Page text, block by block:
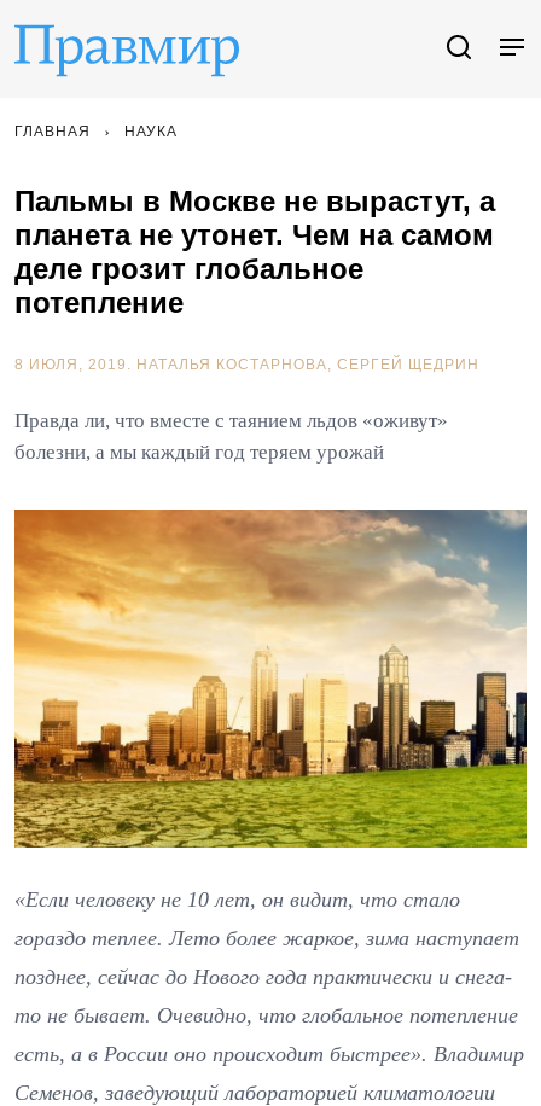
ГЛАВНАЯ НАУКА
Пальмы в Москве не вырастут, а
планета не утонет. Чем на самом
деле грозит глобальное
потепление
8 ИЮЛЯ, 2019. НАТАЛЬЯ КОСТАРНОВА СЕРГЕЙ ЩЕДРИН
Правда ли, что вместе с таянием льдов «оживут»
болезни, а мы каждый год теряем урожай
«Если человеку не 10 лет, он видит, что стало
гораздо теплее. Лето более жаркое, зима наступает
позднее, сейчас до Нового года практически и снега-
то не бывает. Очевидно, что глобальное потепление
есть, а в России оно происходит быстрее». Владимир
Семенов, заведующий лабораторией климатологии